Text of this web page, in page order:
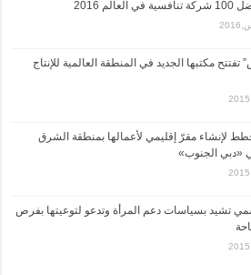
2016
مكتبها الجديد في المنطقة العالمية للإنتاج
لإنشاء مقرّ إقليمي لأعمالها بمنطقة الشرق
«دبي الجنوب»
تشيد بسياسات دعم المرأة وتدعو لتوعيتها بفرص